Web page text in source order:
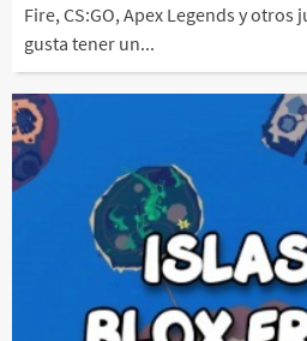
Fire, CS:GO, Apex Legends y
gusta tener un...